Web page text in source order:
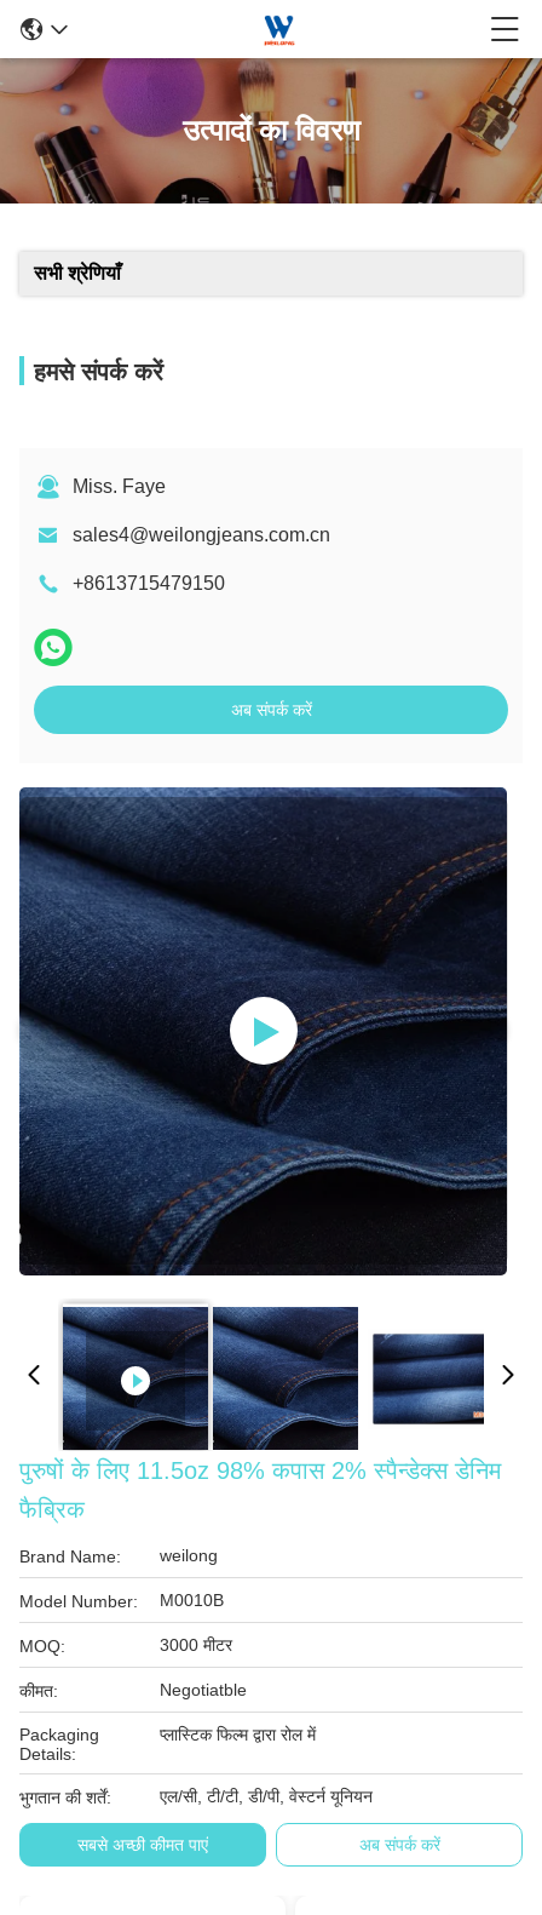
उत्पादों का विवरण
सभी श्रेणियाँ
हमसे संपर्क करें
Miss. Faye
sales4@weilongjeans.com.cn
+8613715479150
अब संपर्क करें
पुरुषों के लिए 11.5oz 98% कपास 2% स्पैन्डेक्स डेनिम
फैब्रिक
Brand Name: weilong
Model Number: M0010B
MOQ: 3000 मीटर
कीमत: Negotiatble
Packaging
Details:
प्लास्टिक फिल्म द्वारा रोल में
भुगतान की शर्तें: एल/सी, टी/टी, डी/पी, वेस्टर्न यूनियन
सबसे अच्छी कीमत पाएं अब संपर्क करें